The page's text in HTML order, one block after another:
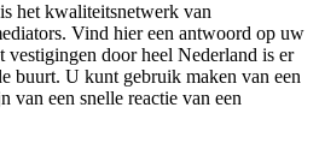
het kwaliteitsnetwerk van
Vind hier een antwoord op uw
vestigingen door heel Nederland is er
buurt. U kunt gebruik maken van een
van een snelle reactie van een